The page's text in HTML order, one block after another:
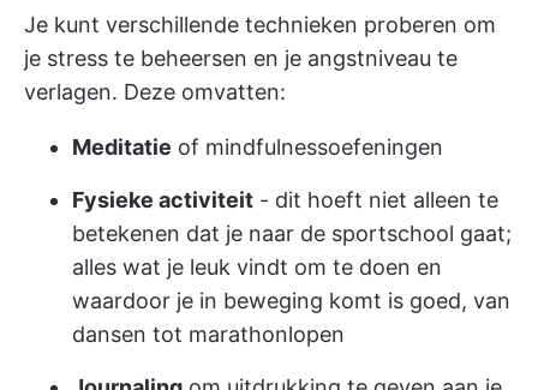
Je kunt verschillende technieken proberen om
je stress te beheersen en je angstniveau te
verlagen. Deze omvatten:
Meditatie of mindfulnessoefeningen
Fysieke activiteit - dit hoeft niet alleen te
betekenen dat je naar de sportschool gaat;
alles wat je leuk vindt om te doen en
waardoor je in beweging komt is goed, van
dansen tot marathonlopen